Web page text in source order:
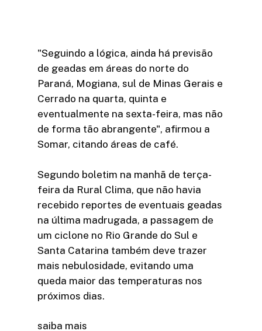
"Seguindo a lógica, ainda há previsão
de geadas em áreas do norte do
Paraná, Mogiana, sul de Minas Gerais e
Cerrado na quarta, quinta e
eventualmente na sexta-feira, mas não
de forma tão abrangente", afirmou a
Somar, citando áreas de café.
Segundo boletim na manhã de terça-
feira da Rural Clima, que não havia
recebido reportes de eventuais geadas
na última madrugada, a passagem de
um ciclone no Rio Grande do Sul e
Santa Catarina também deve trazer
mais nebulosidade, evitando uma
queda maior das temperaturas nos
próximos dias.
saiba mais